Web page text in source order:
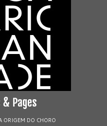
Pages
ORIGEM DO CHORO